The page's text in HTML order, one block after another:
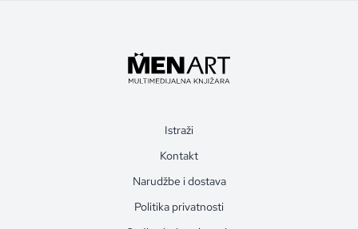
Istraži
Kontakt
Narudžbe i dostava
Politika privatnosti